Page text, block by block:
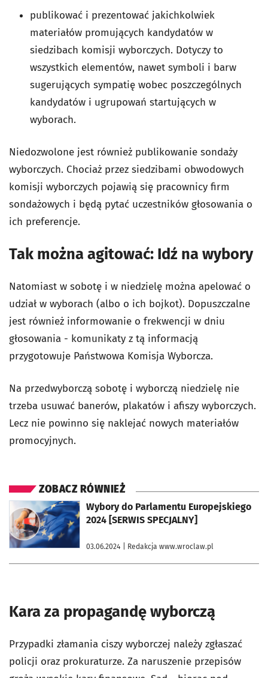
publikować i prezentować jakichkolwiek
materiałów promujących kandydatów w
siedzibach komisji wyborczych. Dotyczy to
wszystkich elementów, nawet symboli i barw
sugerujących sympatię wobec poszczególnych
kandydatów i ugrupowań startujących w
wyborach.
Niedozwolone jest również publikowanie sondaży
wyborczych. Chociaż przez siedzibami obwodowych
komisji wyborczych pojawią się pracownicy firm
sondażowych i będą pytać uczestników głosowania o
ich preferencje.
Tak można agitować: Idź na wybory
Natomiast w sobotę i w niedzielę można apelować o
udział w wyborach (albo o ich bojkot). Dopuszczalne
jest również informowanie o frekwencji w dniu
głosowania - komunikaty z tą informacją
przygotowuje Państwowa Komisja Wyborcza.
Na przedwyborczą sobotę i wyborczą niedzielę nie
trzeba usuwać banerów, plakatów i afiszy wyborczych.
Lecz nie powinno się naklejać nowych materiałów
promocyjnych.
ZOBACZ RÓWNIEŻ
Wybory do Parlamentu Europejskiego
2024 [SERWIS SPECJALNY]
03.06.2024 | Redakcja www.wroclaw.pl
otworzy się w nowej karcie
Kara za propagandę wyborczą
Przypadki złamania ciszy wyborczej należy zgłaszać
policji oraz prokuraturze. Za naruszenie przepisów